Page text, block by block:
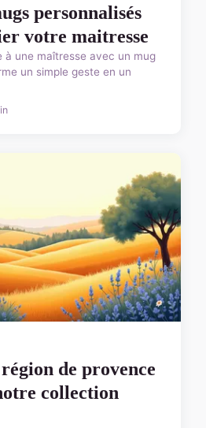
personnalisés
votre maitresse
à une maîtresse avec un mug
un simple geste en un
de provence
collection